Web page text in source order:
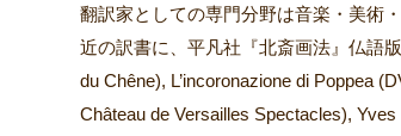
翻訳家としての専門分野は音楽・美術
近の訳書に、平凡社『北斎画法』仏語
du Chêne), L’incoronazione di Poppea
Château de Versailles Spectacles), Yves